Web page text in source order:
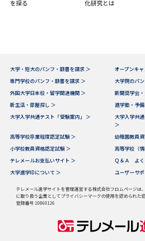
を探る
化研究とは
大学・短大のパンフ・願書を請求 ＞
オープンキ
専門学校のパンフ・願書を請求 ＞
大学院のパ
外国大学日本校・留学関連機関 ＞
新聞奨学会
新生活・部屋探し ＞
進学塾・予
大学入学共通テスト「受験案内」 ＞
大学入学共
＞
高等学校卒業程度認定試験 ＞
幼稚園教員
小学校教員資格認定試験 ＞
高等学校（
テレメールお支払いサイト ＞
Ｑ＆Ａ よく
大学進学IDについて ＞
ユーザーサ
テレメール進学サイトを管理運営する株式会社フロムページは
に取り扱う企業としてプライバシーマークの使用を認められた認
登録番号 10860126